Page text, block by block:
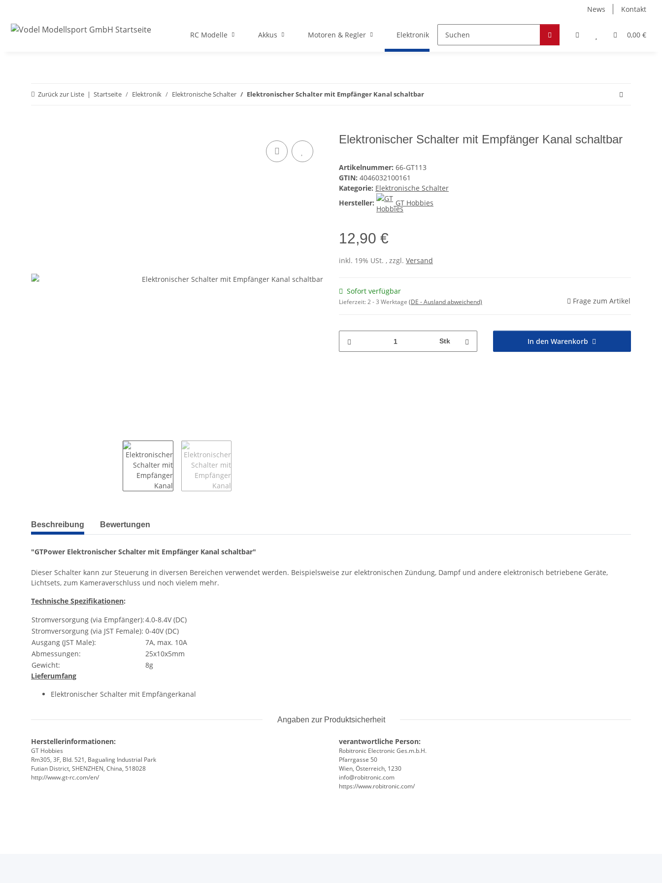
News Kontakt
0,00 €
RC Modelle Akkus Motoren & Regler Elektronik Zubehör Hobby & Freizeit Werkstoffe
Zurück zur Liste Startseite Elektronik Elektronische Schalter Elektronischer Schalter mit Empfänger Kanal schaltbar
Elektronischer Schalter mit Empfänger Kanal schaltbar
Artikelnummer: 66-GT113
GTIN: 4046032100161
Kategorie: Elektronische Schalter
Hersteller:
GT Hobbies
12,90 €
inkl. 19% USt. , zzgl. Versand
Sofort verfügbar
Lieferzeit:2 - 3 Werktage (DE - Ausland abweichend) Frage zum Artikel
Stk In den Warenkorb
weitere Registerkarten anzeigen
Beschreibung Bewertungen
"GTPower Elektronischer Schalter mit Empfänger Kanal schaltbar"
Dieser Schalter kann zur Steuerung in diversen Bereichen verwendet werden. Beispielsweise zur elektronischen Zündung, Dampf und andere elektronisch betriebene Geräte,
Lichtsets, zum Kameraverschluss und noch vielem mehr.
Technische Spezifikationen:
Stromversorgung (via Empfänger):4.0-8.4V (DC)
Stromversorgung (via JST Female): 0-40V (DC)
Ausgang (JST Male):
7A, max. 10A
Abmessungen:
25x10x5mm
Gewicht:
8g
Lieferumfang
Elektronischer Schalter mit Empfängerkanal
Angaben zur Produktsicherheit
Herstellerinformationen:
GT Hobbies
Rm305, 3F, Bld. 521, Bagualing Industrial Park
Futian District, SHENZHEN, China, 518028
http://www.gt-rc.com/en/
verantwortliche Person:
Robitronic Electronic Ges.m.b.H.
Pfarrgasse 50
Wien, Österreich, 1230
info@robitronic.com
https://www.robitronic.com/